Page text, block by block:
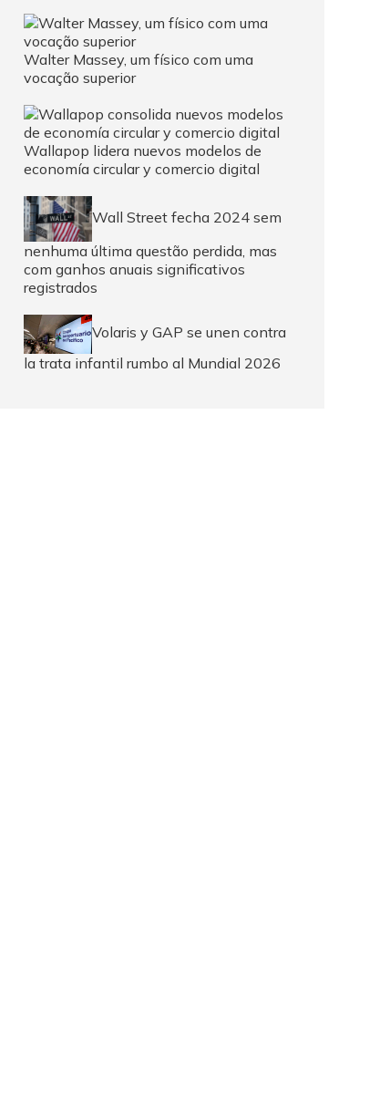
Walter Massey, um físico com uma
vocação superior
Wallapop lidera nuevos modelos de
economía circular y comercio digital
Wall Street fecha 2024 sem
nenhuma última questão perdida, mas
com ganhos anuais significativos
registrados
Volaris y GAP se unen contra
la trata infantil rumbo al Mundial 2026